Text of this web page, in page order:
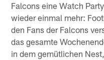
Falcons eine Watch
wieder einmal mehr:
den Fans der Falcons
das gesamte
in dem gemütlichen